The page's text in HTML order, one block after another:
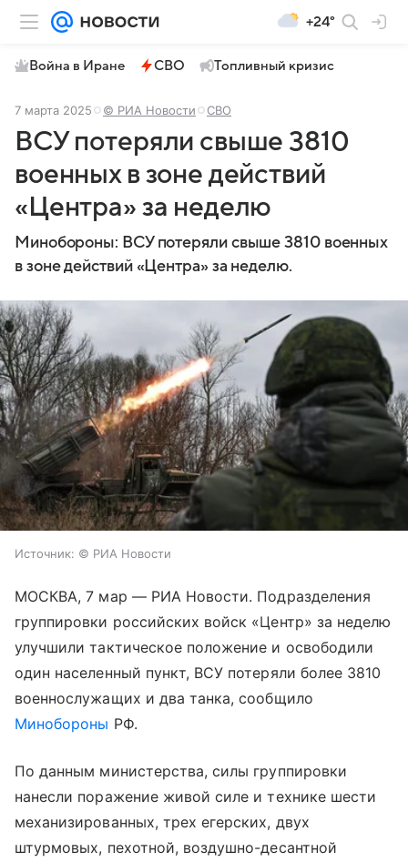
+24°
Война в Иране СВО Топливный кризис
7 марта 2025 © РИА Новости СВО
ВСУ потеряли свыше 3810
военных в зоне действий
«Центра» за неделю
Минобороны: ВСУ потеряли свыше 3810 военных
в зоне действий «Центра» за неделю.
Источник: © РИА Новости
МОСКВА, 7 мар — РИА Новости. Подразделения
группировки российских войск «Центр» за неделю
улучшили тактическое положение и освободили
один населенный пункт, ВСУ потеряли более 3810
военнослужащих и два танка, сообщило
Минобороны РФ.
По данным министерства, силы группировки
нанесли поражение живой силе и технике шести
механизированных, трех егерских, двух
штурмовых, пехотной, воздушно-десантной